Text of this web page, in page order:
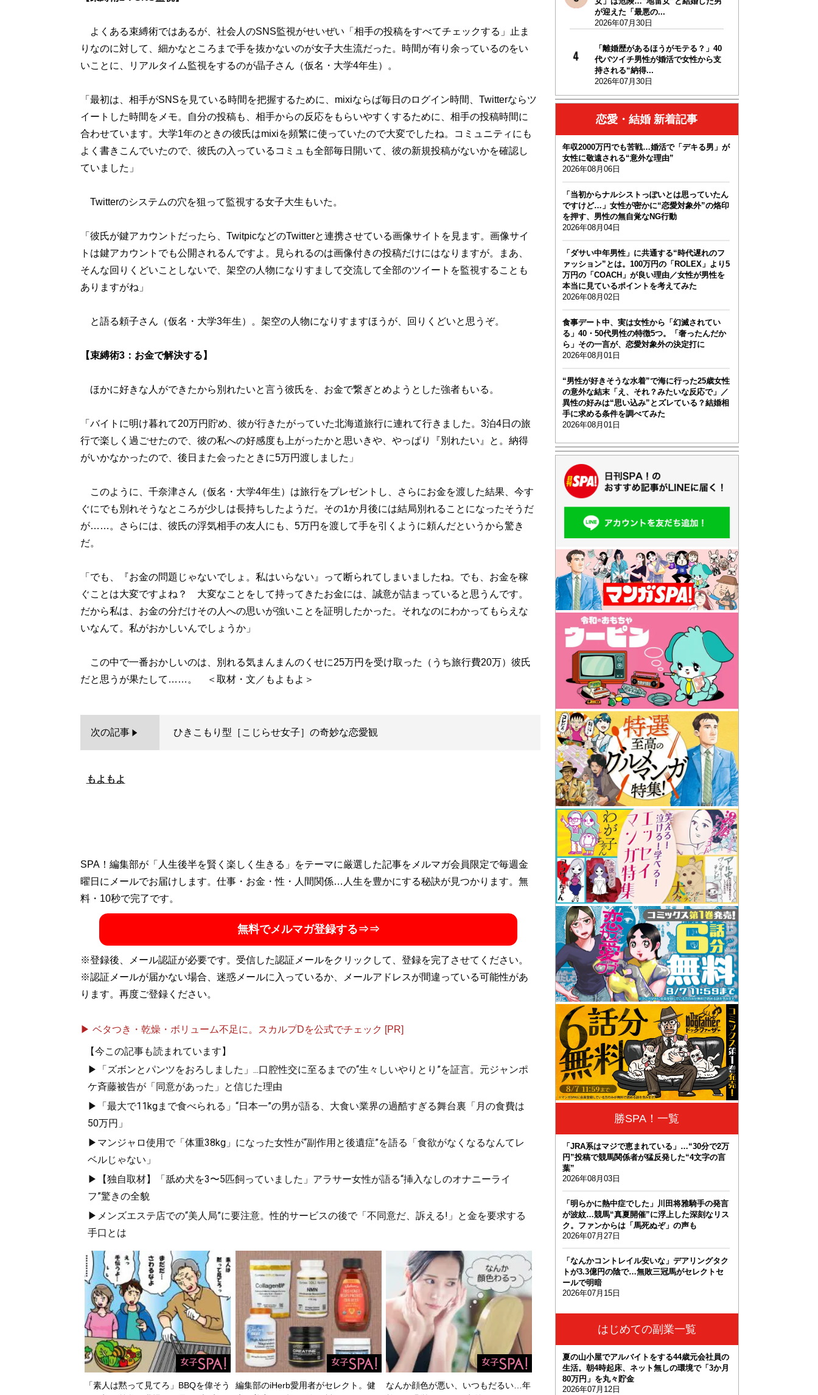
よくある束縛術ではあるが、社会人のSNS監視がせいぜい「相手の投稿をすべてチェックする」止ま
りなのに対して、細かなところまで手を抜かないのが女子大生流だった。時間が有り余っているのをい
いことに、リアルタイム監視をするのが晶子さん（仮名・大学4年生）。
「最初は、相手がSNSを見ている時間を把握するために、mixiならば毎日のログイン時間、Twitterならツ
イートした時間をメモ。自分の投稿も、相手からの反応をもらいやすくするために、相手の投稿時間に
合わせています。大学1年のときの彼氏はmixiを頻繁に使っていたので大変でしたね。コミュニティにも
よく書きこんでいたので、彼氏の入っているコミュも全部毎日開いて、彼の新規投稿がないかを確認し
ていました」
Twitterのシステムの穴を狙って監視する女子大生もいた。
「彼氏が鍵アカウントだったら、TwitpicなどのTwitterと連携させている画像サイトを見ます。画像サイ
トは鍵アカウントでも公開されるんですよ。見られるのは画像付きの投稿だけにはなりますが。まあ、
そんな回りくどいことしないで、架空の人物になりすまして交流して全部のツイートを監視することも
ありますがね」
と語る頼子さん（仮名・大学3年生）。架空の人物になりすますほうが、回りくどいと思うぞ。
【束縛術3：お金で解決する】
ほかに好きな人ができたから別れたいと言う彼氏を、お金で繋ぎとめようとした強者もいる。
「バイトに明け暮れて20万円貯め、彼が行きたがっていた北海道旅行に連れて行きました。3泊4日の旅
行で楽しく過ごせたので、彼の私への好感度も上がったかと思いきや、やっぱり『別れたい』と。納得
がいかなかったので、後日また会ったときに5万円渡しました」
このように、千奈津さん（仮名・大学4年生）は旅行をプレゼントし、さらにお金を渡した結果、今す
ぐにでも別れそうなところが少しは長持ちしたようだ。その1か月後には結局別れることになったそうだ
が……。さらには、彼氏の浮気相手の友人にも、5万円を渡して手を引くように頼んだというから驚き
だ。
「でも、『お金の問題じゃないでしょ。私はいらない』って断られてしまいましたね。でも、お金を稼
ぐことは大変ですよね？ 大変なことをして持ってきたお金には、誠意が詰まっていると思うんです。
だから私は、お金の分だけその人への思いが強いことを証明したかった。それなのにわかってもらえな
いなんて。私がおかしいんでしょうか」
この中で一番おかしいのは、別れる気まんまんのくせに25万円を受け取った（うち旅行費20万）彼氏
次の記事 ひきこもり型［こじらせ女子］の奇妙な恋愛観
もよもよ
SPA！編集部が「人生後半を賢く楽しく生きる」をテーマに厳選した記事をメルマガ会員限定で毎週金
曜日にメールでお届けします。仕事・お金・性・人間関係…人生を豊かにする秘訣が見つかります。無
料・10秒で完了です。
無料でメルマガ登録する⇒⇒
※登録後、メール認証が必要です。受信した認証メールをクリックして、登録を完了させてください。
※認証メールが届かない場合、迷惑メールに入っているか、メールアドレスが間違っている可能性があ
ります。再度ご登録ください。
▶ ベタつき・乾燥・ボリューム不足に。スカルプDを公式でチェック [PR]
【今この記事も読まれています】
▶「ズボンとパンツをおろしました」...口腔性交に至るまでの“生々しいやりとり”を証言。元ジャンポ
ケ斉藤被告が「同意があった」と信じた理由
▶「最大で11kgまで食べられる」“日本一”の男が語る、大食い業界の過酷すぎる舞台裏「月の食費は
50万円」
▶マンジャロ使用で「体重38kg」になった女性が“副作用と後遺症”を語る「食欲がなくなるなんてレ
ベルじゃない」
▶【独自取材】「舐め犬を3〜5匹飼っていました」アラサー女性が語る“挿入なしのオナニーライ
フ”驚きの全貌
▶メンズエステ店での“美人局”に要注意。性的サービスの後で「不同意だ、訴える!」と金を要求する
手口とは
「素人は黙って見てろ」BBQを偉そう
編集部のiHerb愛用者がセレクト。健
なんか顔色が悪い、いつもだるい…年
が迎えた「最悪の...
2026年07月30日
「離婚歴があるほうがモテる？」40
代バツイチ男性が婚活で女性から支
持される“納得...
2026年07月30日
恋愛・結婚 新着記事
年収2000万円でも苦戦…婚活で「デキる男」が
女性に敬遠される“意外な理由”
2026年08月06日
「当初からナルシストっぽいとは思っていたん
ですけど…」女性が密かに“恋愛対象外”の烙印
を押す、男性の無自覚なNG行動
2026年08月04日
「ダサい中年男性」に共通する“時代遅れのフ
ァッション”とは。100万円の「ROLEX」より5
万円の「COACH」が良い理由／女性が男性を
本当に見ているポイントを考えてみた
2026年08月02日
食事デート中、実は女性から「幻滅されてい
る」40・50代男性の特徴5つ。「奢ったんだか
ら」その一言が、恋愛対象外の決定打に
2026年08月01日
“男性が好きそうな水着”で海に行った25歳女性
の意外な結末「え、それ？みたいな反応で」／
異性の好みは“思い込み”とズレている？結婚相
手に求める条件を調べてみた
2026年08月01日
勝SPA！一覧
「JRA系はマジで恵まれている」…“30分で2万
円”投稿で競馬関係者が猛反発した“4文字の言
葉”
2026年08月03日
「明らかに熱中症でした」川田将雅騎手の発言
が波紋…競馬“真夏開催”に浮上した深刻なリス
ク。ファンからは「馬死ぬぞ」の声も
2026年07月27日
「なんかコントレイル安いな」デアリングタク
トが3.3億円の陰で…無敗三冠馬がセレクトセ
ールで明暗
2026年07月15日
はじめての副業一覧
夏の山小屋でアルバイトをする44歳元会社員の
生活。朝4時起床、ネット無しの環境で「3か月
80万円」を丸々貯金
2026年07月12日